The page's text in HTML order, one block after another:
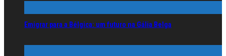
Emigrar para a Bélgica: um futuro na Gália Belga